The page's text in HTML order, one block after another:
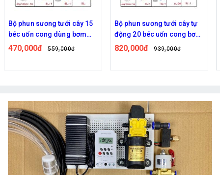
Bộ phun sương tưới cây 15
béc uốn cong dùng bơm
60w
470,000đ 559,000đ
Bộ phun sương tưới cây tự
động 20 béc uốn cong bơm
đôi 96w time
820,000đ 939,000đ